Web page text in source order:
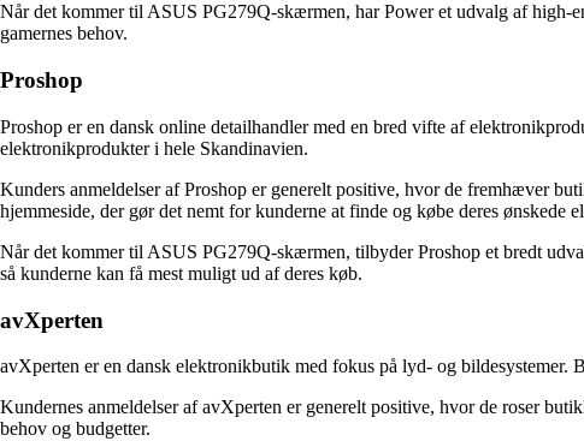
Når det kommer til ASUS PG279Q-skærmen, har Power et udvalg af high-
gamernes behov.
Proshop
Proshop er en dansk online detailhandler med en bred vifte af
elektronikprodukter i hele Skandinavien.
Kunders anmeldelser af Proshop er generelt positive, hvor de fremhæver
hjemmeside, der gør det nemt for kunderne at finde og købe deres ønskede
Når det kommer til ASUS PG279Q-skærmen, tilbyder Proshop et bredt
så kunderne kan få mest muligt ud af deres køb.
avXperten
avXperten er en dansk elektronikbutik med fokus på lyd- og
Kundernes anmeldelser af avXperten er generelt positive, hvor de roser
behov og budgetter.